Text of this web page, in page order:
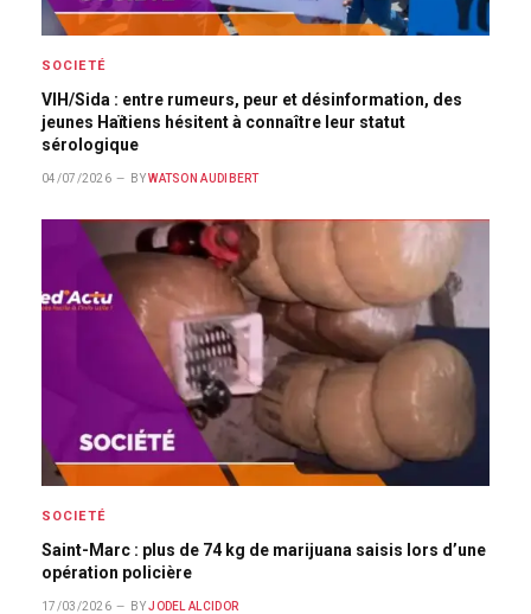
SOCIETÉ
VIH/Sida : entre rumeurs, peur et désinformation, des
jeunes Haïtiens hésitent à connaître leur statut
sérologique
04/07/2026 BY WATSON AUDIBERT
SOCIETÉ
Saint-Marc : plus de 74 kg de marijuana saisis lors d’une
opération policière
17/03/2026 BY JODEL ALCIDOR